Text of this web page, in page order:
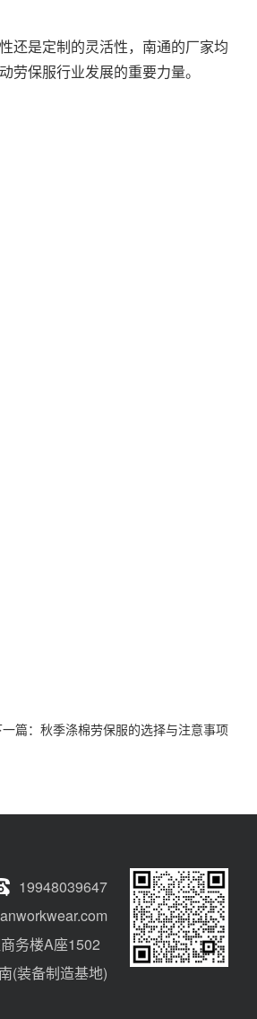
还是定制的灵活性，南通的厂家均
保服行业发展的重要力量。
篇： 秋季涤棉劳保服的选择与注意事项
19948039647
务楼A座1502
(装备制造基地)